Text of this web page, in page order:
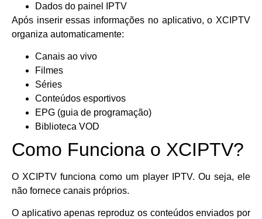
Dados do painel IPTV
Após inserir essas informações no aplicativo, o XCIPTV
organiza automaticamente:
Canais ao vivo
Filmes
Séries
Conteúdos esportivos
EPG (guia de programação)
Biblioteca VOD
Como Funciona o XCIPTV?
O XCIPTV funciona como um player IPTV. Ou seja, ele
não fornece canais próprios.
O aplicativo apenas reproduz os conteúdos enviados por